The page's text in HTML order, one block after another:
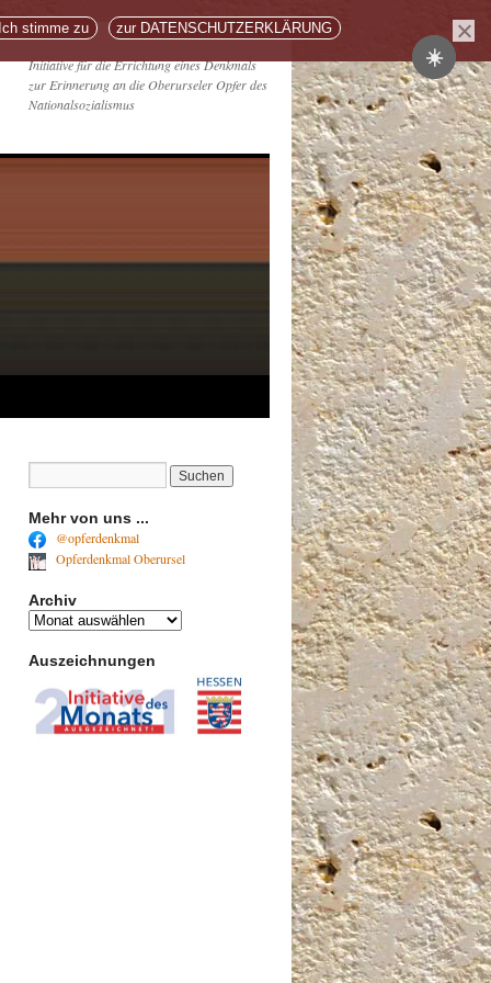
☀️
Initiative für die Errichtung eines Denkmals
zur Erinnerung an die Oberurseler Opfer des
Nationalsozialismus
Mehr von uns ...
@opferdenkmal
Opferdenkmal Oberursel
Archiv
Archiv
Auszeichnungen
stimme zu zur DATENSCHUTZERKLÄRUNG